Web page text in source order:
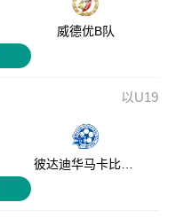
威德优B队
以U19
彼达迪华马卡比U1